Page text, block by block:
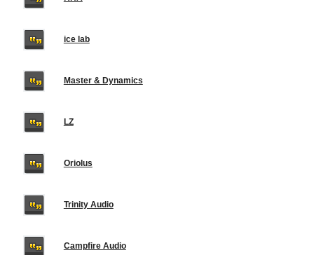
ice lab
Master & Dynamics
LZ
Oriolus
Trinity Audio
Campfire Audio